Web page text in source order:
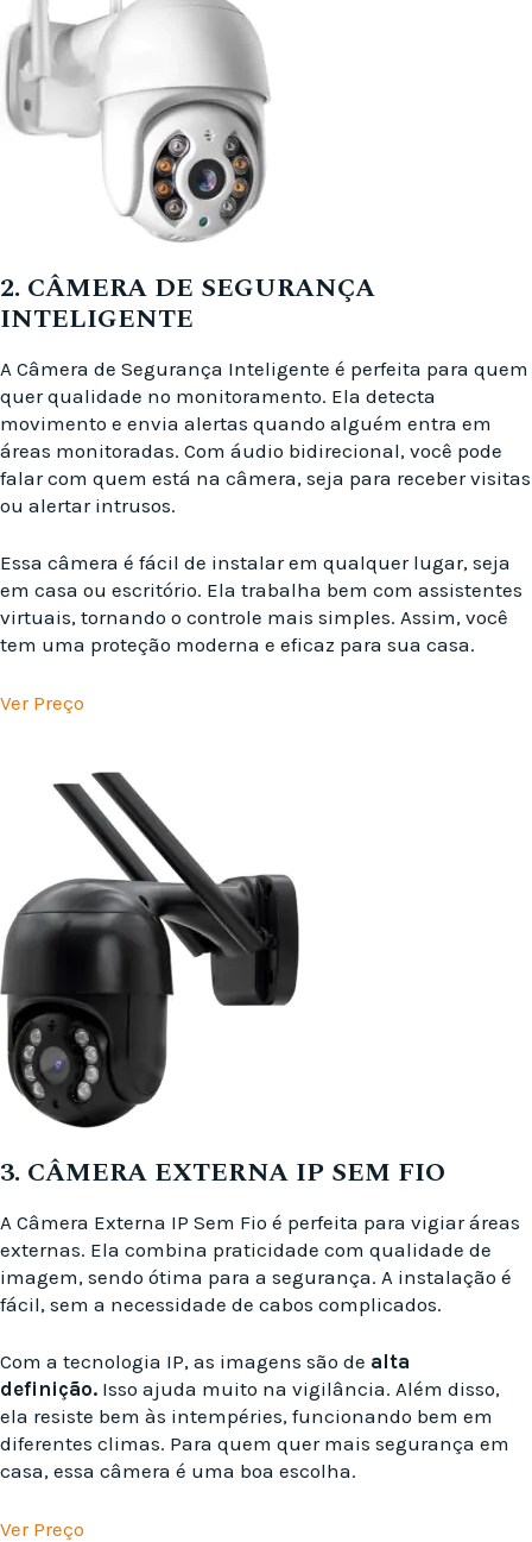
2. CÂMERA DE SEGURANÇA
INTELIGENTE
A Câmera de Segurança Inteligente é perfeita para quem
quer qualidade no monitoramento. Ela detecta
movimento e envia alertas quando alguém entra em
áreas monitoradas. Com áudio bidirecional, você pode
falar com quem está na câmera, seja para receber visitas
ou alertar intrusos.
Essa câmera é fácil de instalar em qualquer lugar, seja
em casa ou escritório. Ela trabalha bem com assistentes
virtuais, tornando o controle mais simples. Assim, você
tem uma proteção moderna e eficaz para sua casa.
Ver Preço
3. CÂMERA EXTERNA IP SEM FIO
A Câmera Externa IP Sem Fio é perfeita para vigiar áreas
externas. Ela combina praticidade com qualidade de
imagem, sendo ótima para a segurança. A instalação é
fácil, sem a necessidade de cabos complicados.
Com a tecnologia IP, as imagens são de alta
definição. Isso ajuda muito na vigilância. Além disso,
ela resiste bem às intempéries, funcionando bem em
diferentes climas. Para quem quer mais segurança em
casa, essa câmera é uma boa escolha.
Ver Preço